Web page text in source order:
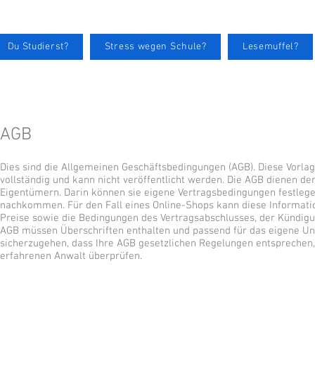
Du Studierst? Stress wegen Schule? Lesemuffel?
AGB
Dies sind die Allgemeinen Geschäftsbedingungen (AGB). Diese
vollständig und kann nicht veröffentlicht werden. Die AGB dienen
Eigentümern. Darin können sie eigene Vertragsbedingungen
nachkommen. Für den Fall eines Online-Shops kann diese
Preise sowie die Bedingungen des Vertragsabschlusses, der
AGB müssen Überschriften enthalten und passend für das eigene
sicherzugehen, dass Ihre AGB gesetzlichen Regelungen
erfahrenen Anwalt überprüfen.